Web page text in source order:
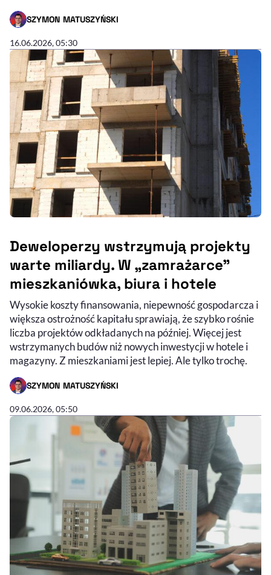
SZYMON MATUSZYŃSKI
- AUTOR ARTYKUŁU - PROFIL
16.06.2026, 05:30
Deweloperzy wstrzymują projekty
warte miliardy. W „zamrażarce”
mieszkaniówka, biura i hotele
Wysokie koszty finansowania, niepewność gospodarcza i
większa ostrożność kapitału sprawiają, że szybko rośnie
liczba projektów odkładanych na później. Więcej jest
wstrzymanych budów niż nowych inwestycji w hotele i
magazyny. Z mieszkaniami jest lepiej. Ale tylko trochę.
SZYMON MATUSZYŃSKI
- AUTOR ARTYKUŁU - PROFIL
09.06.2026, 05:50